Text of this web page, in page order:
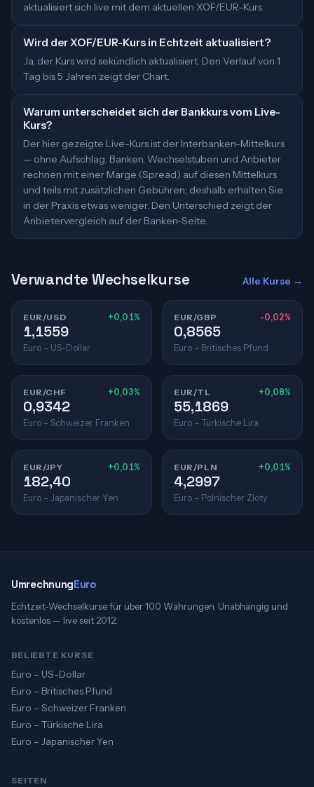
aktualisiert sich live mit dem aktuellen XOF/EUR-Kurs.
Wird der XOF/EUR-Kurs in Echtzeit aktualisiert?
Ja, der Kurs wird sekündlich aktualisiert. Den Verlauf von 1
Tag bis 5 Jahren zeigt der Chart.
Warum unterscheidet sich der Bankkurs vom Live-
Kurs?
Der hier gezeigte Live-Kurs ist der Interbanken-Mittelkurs
— ohne Aufschlag. Banken, Wechselstuben und Anbieter
rechnen mit einer Marge (Spread) auf diesen Mittelkurs
und teils mit zusätzlichen Gebühren; deshalb erhalten Sie
in der Praxis etwas weniger. Den Unterschied zeigt der
Anbietervergleich auf der Banken-Seite.
Verwandte Wechselkurse Alle Kurse →
EUR/USD +0,01%
1,1559
Euro – US-Dollar
EUR/GBP -0,02%
0,8565
Euro – Britisches Pfund
EUR/CHF +0,03%
0,9342
Euro – Schweizer Franken
EUR/TL +0,08%
55,1869
Euro – Türkische Lira
EUR/JPY +0,01%
182,40
Euro – Japanischer Yen
EUR/PLN +0,01%
4,2997
Euro – Polnischer Zloty
UmrechnungEuro
Echtzeit-Wechselkurse für über 100 Währungen. Unabhängig und
kostenlos — live seit 2012.
BELIEBTE KURSE
Euro – US-Dollar
Euro – Britisches Pfund
Euro – Schweizer Franken
Euro – Türkische Lira
Euro – Japanischer Yen
SEITEN